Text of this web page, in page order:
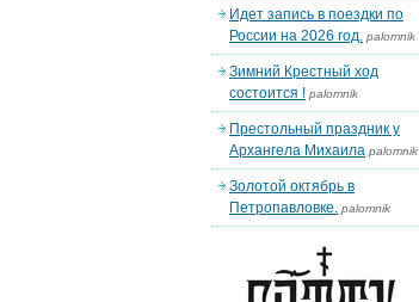
Идет запись в поездки по
России на 2026 год. palomnik
Зимний Крестный ход
состоится ! palomnik
Престольный праздник у
Архангела Михаила palomnik
Золотой октябрь в
Петропавловке. palomnik